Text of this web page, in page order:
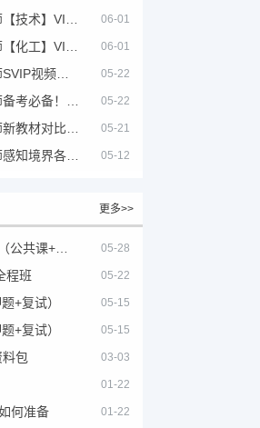
06-01
06-01
2026年中级注册安全工程师SVIP视频课程 05-22
05-22
05-21
2026年中级注册安全工程师感知境界各大机构课程 05-12
更多>>
2027年考研政治/英语/数学（公共课+专业课） 05-28
程班 05-22
+复试） 05-15
+复试） 05-15
包 03-03
01-22
何准备 01-22